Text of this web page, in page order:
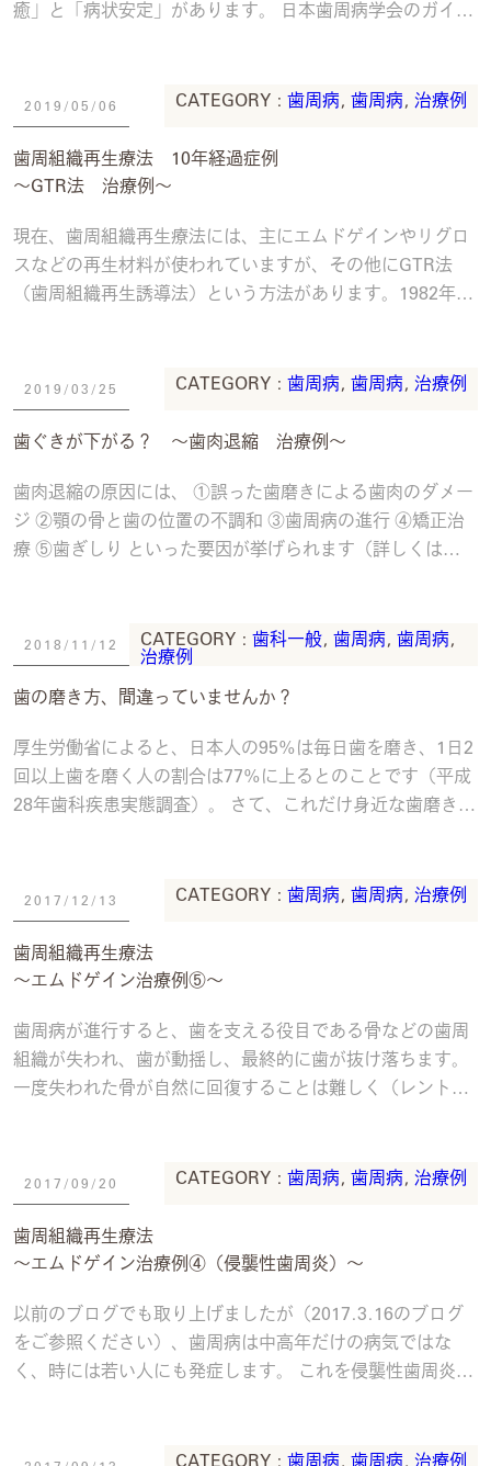
癒」と「病状安定」があります。 日本歯周病学会のガイド
2019/05/06 CATEGORY : 歯周病 歯周病 治療例
歯周組織再生療法 10年経過症例
〜GTR法 治療例〜
現在、歯周組織再生療法には、主にエムドゲインやリグロ
スなどの再生材料が使われていますが、その他にGTR法
（歯周組織再生誘導法）という方法があります。1982年に
2019/03/25 CATEGORY : 歯周病 歯周病 治療例
歯ぐきが下がる？ 〜歯肉退縮 治療例〜
歯肉退縮の原因には、 ①誤った歯磨きによる歯肉のダメー
ジ ②顎の骨と歯の位置の不調和 ③歯周病の進行 ④矯正治
療 ⑤歯ぎしり といった要因が挙げられます（詳しくは
2018/11/12 CATEGORY : 歯科一般 歯周病 歯周病
治療例
歯の磨き方、間違っていませんか？
厚生労働省によると、日本人の95%は毎日歯を磨き、1日2
回以上歯を磨く人の割合は77%に上るとのことです（平成
28年歯科疾患実態調査）。 さて、これだけ身近な歯磨きで
2017/12/13 CATEGORY : 歯周病 歯周病 治療例
歯周組織再生療法
〜エムドゲイン治療例⑤〜
歯周病が進行すると、歯を支える役目である骨などの歯周
組織が失われ、歯が動揺し、最終的に歯が抜け落ちます。
一度失われた骨が自然に回復することは難しく（レントゲ
2017/09/20 CATEGORY : 歯周病 歯周病 治療例
歯周組織再生療法
〜エムドゲイン治療例④（侵襲性歯周炎）〜
以前のブログでも取り上げましたが（2017.3.16のブログ
をご参照ください）、歯周病は中高年だけの病気ではな
く、時には若い人にも発症します。 これを侵襲性歯周炎と
CATEGORY : 歯周病 歯周病 治療例